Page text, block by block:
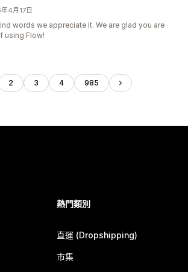
4月17日
words we appreciate it. We are glad you are
using Flow!
2 3 4 985
熱門類別
直運 (Dropshipping)
市集